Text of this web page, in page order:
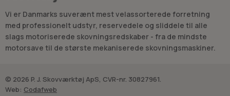
Vi er Danmarks suverænt mest velassorterede forretning
med professionelt udstyr, reservedele og sliddele til alle
slags motoriserede skovningsredskaber - fra de mindste
motorsave til de største mekaniserede skovningsmaskiner.
© 2026 P. J. Skovværktøj ApS, CVR-nr. 30827961.
Web: Codafweb